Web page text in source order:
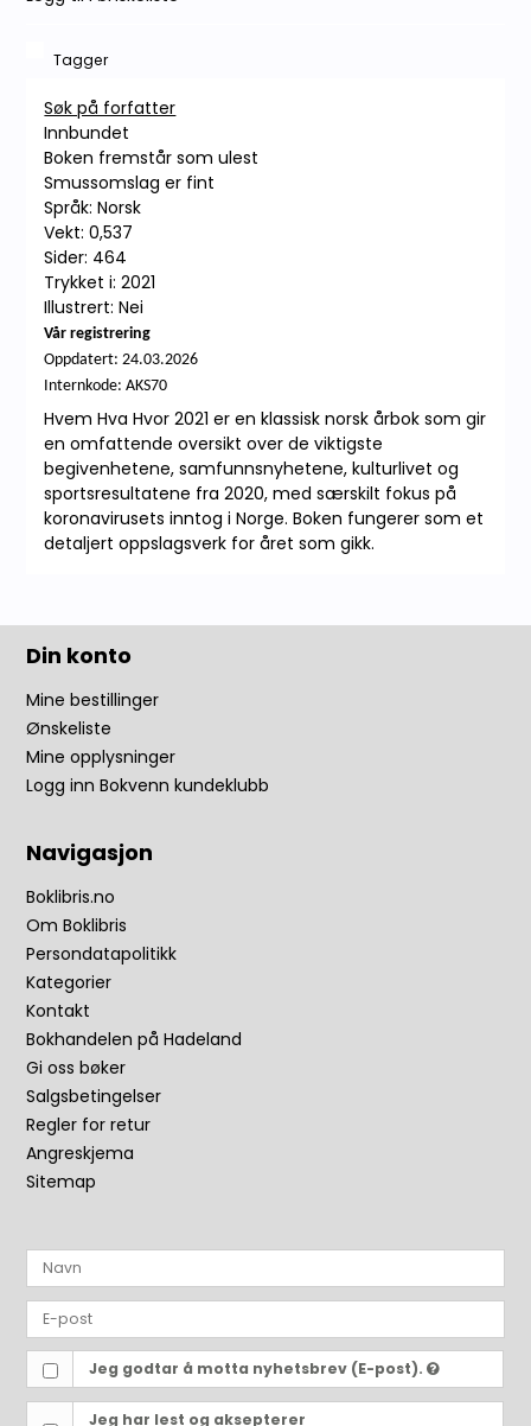
Tagger
Søk på forfatter
Innbundet
Boken fremstår som ulest
Smussomslag er fint
Språk: Norsk
Vekt: 0,537
Sider: 464
Trykket i: 2021
Illustrert: Nei
Vår registrering
Oppdatert:24.03.2026
Internkode: AKS70
Hvem Hva Hvor 2021 er en klassisk norsk årbok som gir
en omfattende oversikt over de viktigste
begivenhetene, samfunnsnyhetene, kulturlivet og
sportsresultatene fra 2020, med særskilt fokus på
koronavirusets inntog i Norge. Boken fungerer som et
detaljert oppslagsverk for året som gikk.
Din konto
Mine bestillinger
Ønskeliste
Mine opplysninger
Logg inn Bokvenn kundeklubb
Navigasjon
Boklibris.no
Om Boklibris
Persondatapolitikk
Kategorier
Kontakt
Bokhandelen på Hadeland
Gi oss bøker
Salgsbetingelser
Regler for retur
Angreskjema
Sitemap
Jeg godtar å motta nyhetsbrev (E-post).
Jeg har lest og aksepterer